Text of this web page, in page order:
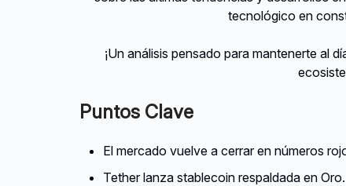
tecnológico en
¡Un análisis pensado para mantenerte al
Puntos Clave
El mercado vuelve a cerrar en números
Tether lanza stablecoin respaldada en Oro.